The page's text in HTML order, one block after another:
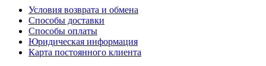
Условия возврата и обмена
Способы доставки
Способы оплаты
Юридическая информация
Карта постоянного клиента